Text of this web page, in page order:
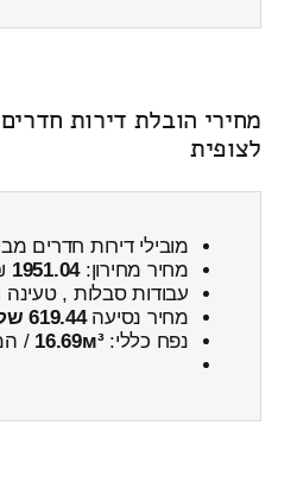
מחירי הובלת דירות
לצופית
מובילי דירות חדרים
מחיר מחירון:1951.04
עבודות סבלות , טעינה
מחיר נסיעה619.44 שקל
נפח כללי:16.69м³
/